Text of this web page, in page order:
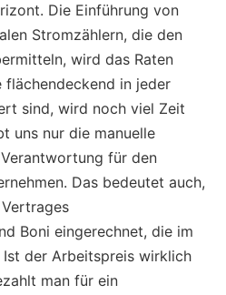
Die Einführung von
Stromzählern, die den
wird das Raten
flächendeckend in jeder
sind, wird noch viel Zeit
uns nur die manuelle
für den
Das bedeutet auch,
Boni eingerechnet, die im
der Arbeitspreis wirklich
man für ein